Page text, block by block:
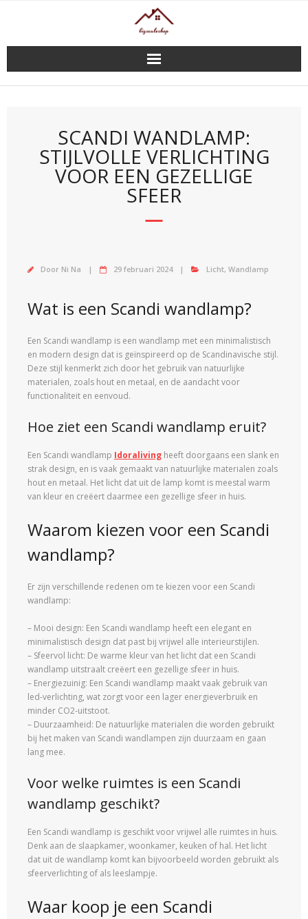
SCANDI WANDLAMP:
STIJLVOLLE VERLICHTING
VOOR EEN GEZELLIGE
SFEER
Door Ni Na 29 februari 2024 Licht, Wandlamp
Wat is een Scandi wandlamp?
Een Scandi wandlamp is een wandlamp met een minimalistisch
en modern design dat is geïnspireerd op de Scandinavische stijl.
Deze stijl kenmerkt zich door het gebruik van natuurlijke
materialen, zoals hout en metaal, en de aandacht voor
functionaliteit en eenvoud.
Hoe ziet een Scandi wandlamp eruit?
Een Scandi wandlamp Idoraliving heeft doorgaans een slank en
strak design, en is vaak gemaakt van natuurlijke materialen zoals
hout en metaal. Het licht dat uit de lamp komt is meestal warm
van kleur en creëert daarmee een gezellige sfeer in huis.
Waarom kiezen voor een Scandi
wandlamp?
Er zijn verschillende redenen om te kiezen voor een Scandi
wandlamp:
– Mooi design: Een Scandi wandlamp heeft een elegant en
minimalistisch design dat past bij vrijwel alle interieurstijlen.
– Sfeervol licht: De warme kleur van het licht dat een Scandi
wandlamp uitstraalt creëert een gezellige sfeer in huis.
– Energiezuinig: Een Scandi wandlamp maakt vaak gebruik van
led-verlichting, wat zorgt voor een lager energieverbruik en
minder CO2-uitstoot.
– Duurzaamheid: De natuurlijke materialen die worden gebruikt
bij het maken van Scandi wandlampen zijn duurzaam en gaan
lang mee.
Voor welke ruimtes is een Scandi
wandlamp geschikt?
Een Scandi wandlamp is geschikt voor vrijwel alle ruimtes in huis.
Denk aan de slaapkamer, woonkamer, keuken of hal. Het licht
dat uit de wandlamp komt kan bijvoorbeeld worden gebruikt als
sfeerverlichting of als leeslampje.
Waar koop je een Scandi